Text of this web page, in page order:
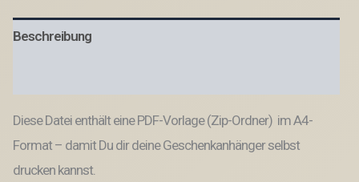
-
HERZEN
Datei
selber
drucken
Beschreibung
Diese Datei enthält eine PDF-Vorlage (Zip-Ordner) im A4-
Format – damit Du dir deine Geschenkanhänger selbst
drucken kannst.